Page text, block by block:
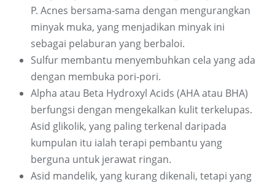
P. Acnes bersama-sama dengan mengurangkan
minyak muka, yang menjadikan minyak ini
sebagai pelaburan yang berbaloi.
Sulfur membantu menyembuhkan cela yang ada
dengan membuka pori-pori.
Alpha atau Beta Hydroxyl Acids (AHA atau BHA)
berfungsi dengan mengekalkan kulit terkelupas.
Asid glikolik, yang paling terkenal daripada
kumpulan itu ialah terapi pembantu yang
berguna untuk jerawat ringan.
Asid mandelik, yang kurang dikenali, tetapi yang